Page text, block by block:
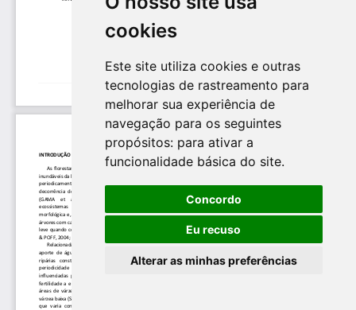
cookies
Este site utiliza cookies e outras
tecnologias de rastreamento para
melhorar sua experiência de
navegação para os seguintes
propósitos: para ativar a
funcionalidade básica do site.
Concordo
Eu recuso
Alterar as minhas preferências